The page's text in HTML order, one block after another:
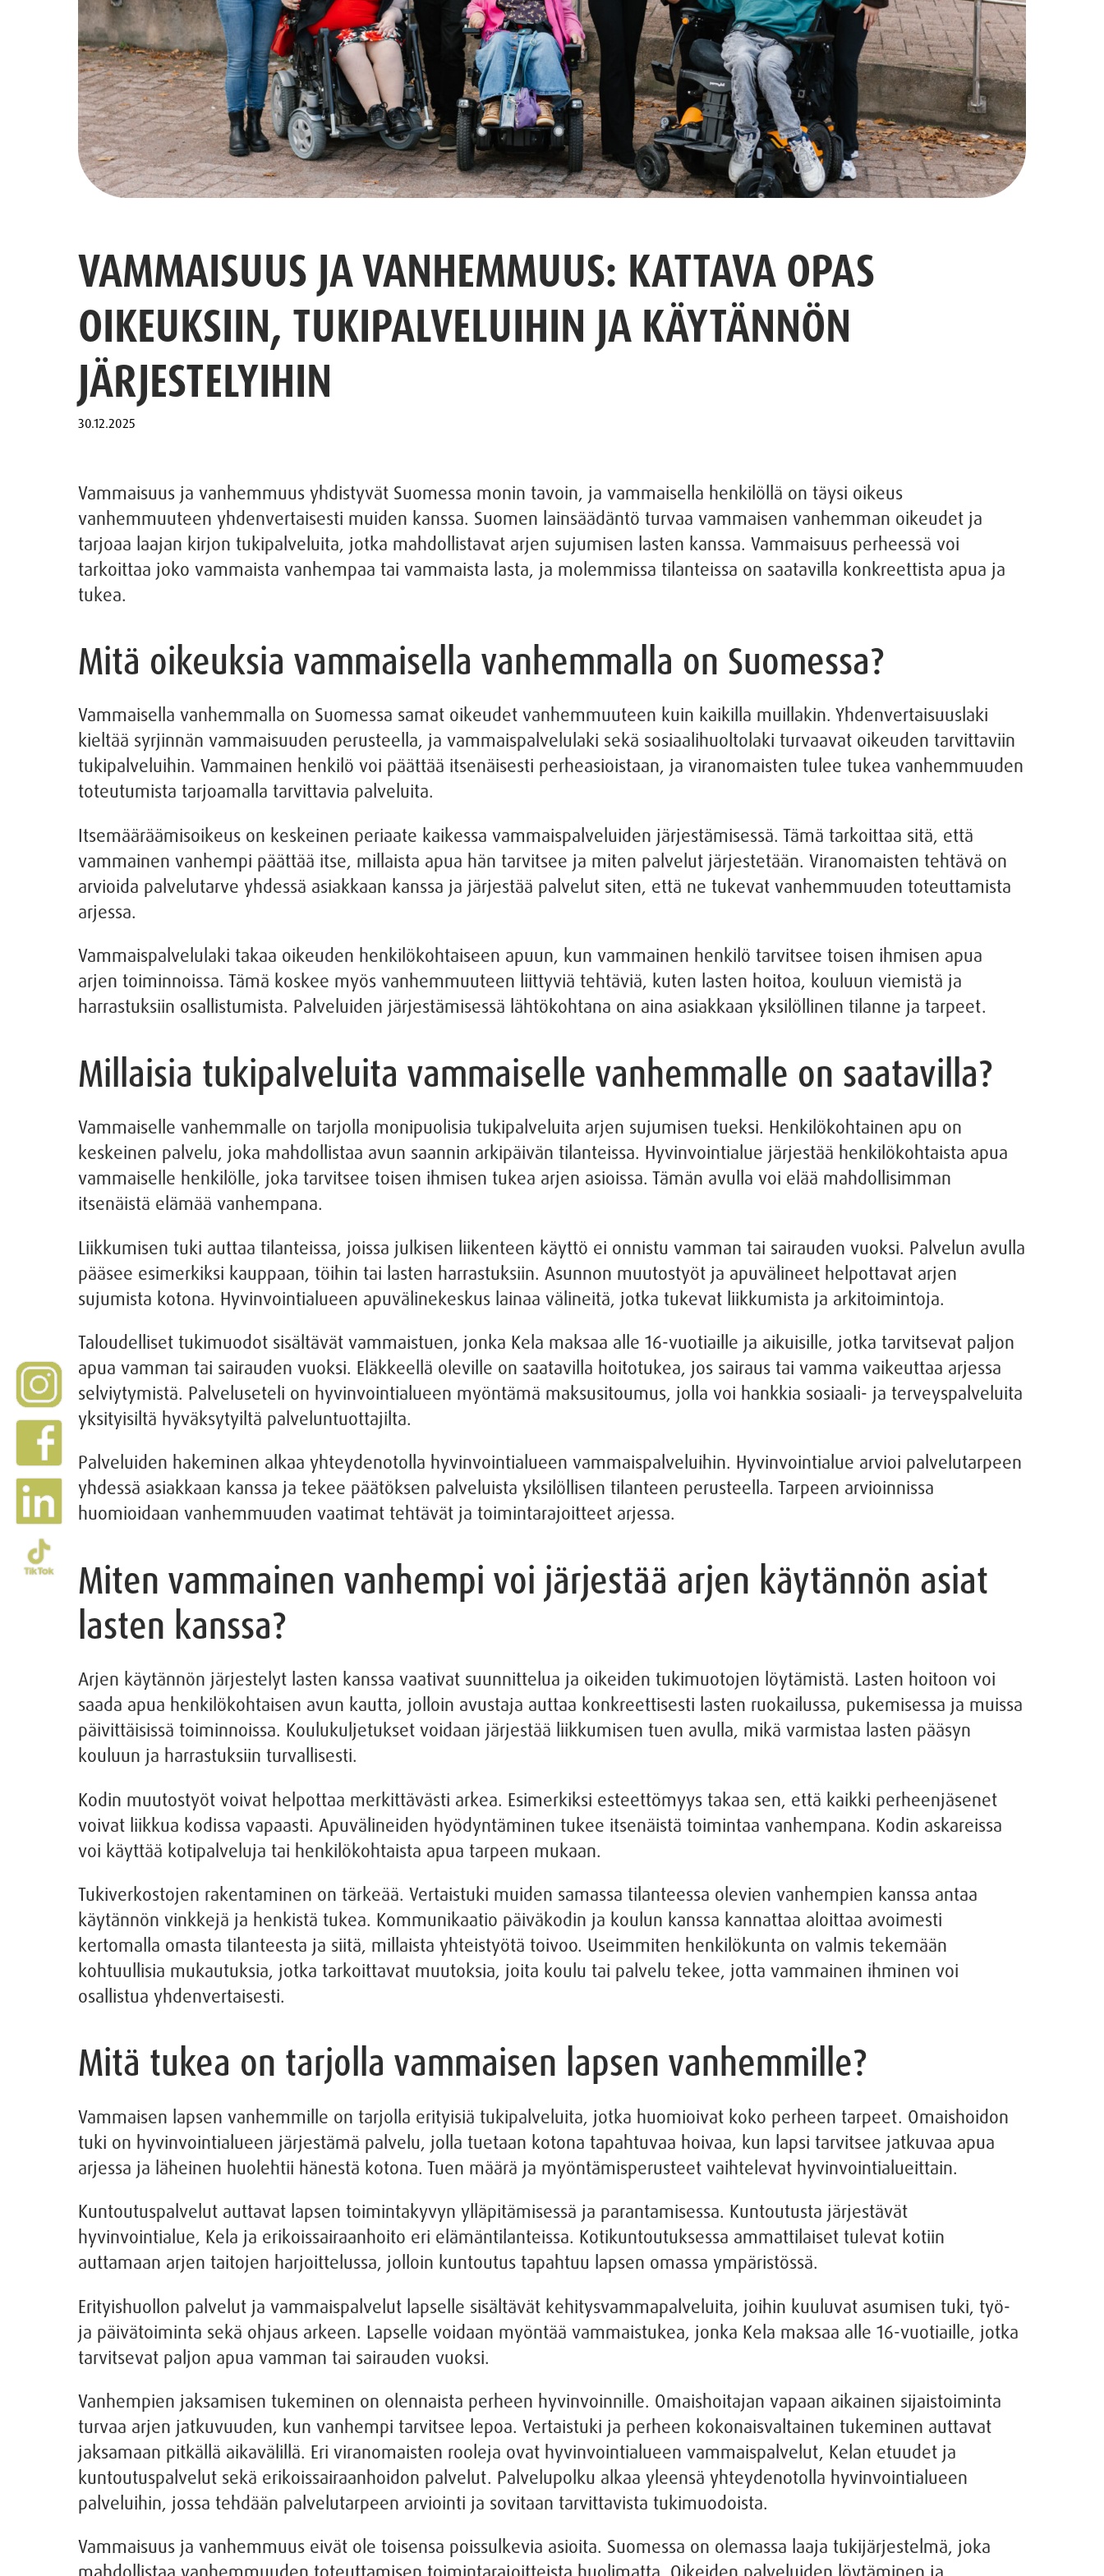
VAMMAISUUS JA VANHEMMUUS: KATTAVA OPAS
OIKEUKSIIN, TUKIPALVELUIHIN JA KÄYTÄNNÖN
JÄRJESTELYIHIN
Vammaisuus ja vanhemmuus yhdistyvät Suomessa monin tavoin, ja vammaisella henkilöllä on täysi oikeus
vanhemmuuteen yhdenvertaisesti muiden kanssa. Suomen lainsäädäntö turvaa vammaisen vanhemman oikeudet ja
tarjoaa laajan kirjon tukipalveluita, jotka mahdollistavat arjen sujumisen lasten kanssa. Vammaisuus perheessä voi
tarkoittaa joko vammaista vanhempaa tai vammaista lasta, ja molemmissa tilanteissa on saatavilla konkreettista apua ja
tukea.
Mitä oikeuksia vammaisella vanhemmalla on Suomessa?
Vammaisella vanhemmalla on Suomessa samat oikeudet vanhemmuuteen kuin kaikilla muillakin. Yhdenvertaisuuslaki
kieltää syrjinnän vammaisuuden perusteella, ja vammaispalvelulaki sekä sosiaalihuoltolaki turvaavat oikeuden tarvittaviin
tukipalveluihin. Vammainen henkilö voi päättää itsenäisesti perheasioistaan, ja viranomaisten tulee tukea vanhemmuuden
toteutumista tarjoamalla tarvittavia palveluita.
Itsemääräämisoikeus on keskeinen periaate kaikessa vammaispalveluiden järjestämisessä. Tämä tarkoittaa sitä, että
vammainen vanhempi päättää itse, millaista apua hän tarvitsee ja miten palvelut järjestetään. Viranomaisten tehtävä on
arvioida palvelutarve yhdessä asiakkaan kanssa ja järjestää palvelut siten, että ne tukevat vanhemmuuden toteuttamista
arjessa.
Vammaispalvelulaki takaa oikeuden henkilökohtaiseen apuun, kun vammainen henkilö tarvitsee toisen ihmisen apua
arjen toiminnoissa. Tämä koskee myös vanhemmuuteen liittyviä tehtäviä, kuten lasten hoitoa, kouluun viemistä ja
harrastuksiin osallistumista. Palveluiden järjestämisessä lähtökohtana on aina asiakkaan yksilöllinen tilanne ja tarpeet.
Millaisia tukipalveluita vammaiselle vanhemmalle on saatavilla?
Vammaiselle vanhemmalle on tarjolla monipuolisia tukipalveluita arjen sujumisen tueksi. Henkilökohtainen apu on
keskeinen palvelu, joka mahdollistaa avun saannin arkipäivän tilanteissa. Hyvinvointialue järjestää henkilökohtaista apua
vammaiselle henkilölle, joka tarvitsee toisen ihmisen tukea arjen asioissa. Tämän avulla voi elää mahdollisimman
itsenäistä elämää vanhempana.
Liikkumisen tuki auttaa tilanteissa, joissa julkisen liikenteen käyttö ei onnistu vamman tai sairauden vuoksi. Palvelun avulla
pääsee esimerkiksi kauppaan, töihin tai lasten harrastuksiin. Asunnon muutostyöt ja apuvälineet helpottavat arjen
sujumista kotona. Hyvinvointialueen apuvälinekeskus lainaa välineitä, jotka tukevat liikkumista ja arkitoimintoja.
Taloudelliset tukimuodot sisältävät vammaistuen, jonka Kela maksaa alle 16-vuotiaille ja aikuisille, jotka tarvitsevat paljon
apua vamman tai sairauden vuoksi. Eläkkeellä oleville on saatavilla hoitotukea, jos sairaus tai vamma vaikeuttaa arjessa
selviytymistä. Palveluseteli on hyvinvointialueen myöntämä maksusitoumus, jolla voi hankkia sosiaali- ja terveyspalveluita
yksityisiltä hyväksytyiltä palveluntuottajilta.
Palveluiden hakeminen alkaa yhteydenotolla hyvinvointialueen vammaispalveluihin. Hyvinvointialue arvioi palvelutarpeen
yhdessä asiakkaan kanssa ja tekee päätöksen palveluista yksilöllisen tilanteen perusteella. Tarpeen arvioinnissa
huomioidaan vanhemmuuden vaatimat tehtävät ja toimintarajoitteet arjessa.
Miten vammainen vanhempi voi järjestää arjen käytännön asiat
lasten kanssa?
Arjen käytännön järjestelyt lasten kanssa vaativat suunnittelua ja oikeiden tukimuotojen löytämistä. Lasten hoitoon voi
saada apua henkilökohtaisen avun kautta, jolloin avustaja auttaa konkreettisesti lasten ruokailussa, pukemisessa ja muissa
päivittäisissä toiminnoissa. Koulukuljetukset voidaan järjestää liikkumisen tuen avulla, mikä varmistaa lasten pääsyn
kouluun ja harrastuksiin turvallisesti.
Kodin muutostyöt voivat helpottaa merkittävästi arkea. Esimerkiksi esteettömyys takaa sen, että kaikki perheenjäsenet
voivat liikkua kodissa vapaasti. Apuvälineiden hyödyntäminen tukee itsenäistä toimintaa vanhempana. Kodin askareissa
voi käyttää kotipalveluja tai henkilökohtaista apua tarpeen mukaan.
Tukiverkostojen rakentaminen on tärkeää. Vertaistuki muiden samassa tilanteessa olevien vanhempien kanssa antaa
käytännön vinkkejä ja henkistä tukea. Kommunikaatio päiväkodin ja koulun kanssa kannattaa aloittaa avoimesti
kertomalla omasta tilanteesta ja siitä, millaista yhteistyötä toivoo. Useimmiten henkilökunta on valmis tekemään
kohtuullisia mukautuksia, jotka tarkoittavat muutoksia, joita koulu tai palvelu tekee, jotta vammainen ihminen voi
osallistua yhdenvertaisesti.
Mitä tukea on tarjolla vammaisen lapsen vanhemmille?
Vammaisen lapsen vanhemmille on tarjolla erityisiä tukipalveluita, jotka huomioivat koko perheen tarpeet. Omaishoidon
tuki on hyvinvointialueen järjestämä palvelu, jolla tuetaan kotona tapahtuvaa hoivaa, kun lapsi tarvitsee jatkuvaa apua
arjessa ja läheinen huolehtii hänestä kotona. Tuen määrä ja myöntämisperusteet vaihtelevat hyvinvointialueittain.
Kuntoutuspalvelut auttavat lapsen toimintakyvyn ylläpitämisessä ja parantamisessa. Kuntoutusta järjestävät
hyvinvointialue, Kela ja erikoissairaanhoito eri elämäntilanteissa. Kotikuntoutuksessa ammattilaiset tulevat kotiin
auttamaan arjen taitojen harjoittelussa, jolloin kuntoutus tapahtuu lapsen omassa ympäristössä.
Erityishuollon palvelut ja vammaispalvelut lapselle sisältävät kehitysvammapalveluita, joihin kuuluvat asumisen tuki, työ-
ja päivätoiminta sekä ohjaus arkeen. Lapselle voidaan myöntää vammaistukea, jonka Kela maksaa alle 16-vuotiaille, jotka
tarvitsevat paljon apua vamman tai sairauden vuoksi.
Vanhempien jaksamisen tukeminen on olennaista perheen hyvinvoinnille. Omaishoitajan vapaan aikainen sijaistoiminta
turvaa arjen jatkuvuuden, kun vanhempi tarvitsee lepoa. Vertaistuki ja perheen kokonaisvaltainen tukeminen auttavat
jaksamaan pitkällä aikavälillä. Eri viranomaisten rooleja ovat hyvinvointialueen vammaispalvelut, Kelan etuudet ja
kuntoutuspalvelut sekä erikoissairaanhoidon palvelut. Palvelupolku alkaa yleensä yhteydenotolla hyvinvointialueen
palveluihin, jossa tehdään palvelutarpeen arviointi ja sovitaan tarvittavista tukimuodoista.
Vammaisuus ja vanhemmuus eivät ole toisensa poissulkevia asioita. Suomessa on olemassa laaja tukijärjestelmä, joka